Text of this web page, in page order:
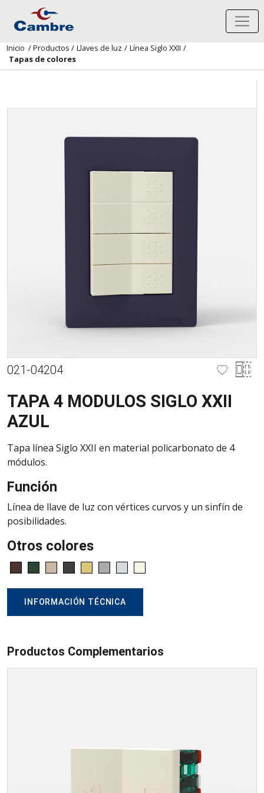
Inicio /Productos / Llaves de luz / Línea Siglo XXII /
Tapas de colores
021-04204
TAPA 4 MODULOS SIGLO XXII
AZUL
Tapa línea Siglo XXII en material policarbonato de 4
módulos.
Función
Línea de llave de luz con vértices curvos y un sinfín de
posibilidades.
Otros colores
INFORMACIÓN TÉCNICA
Productos Complementarios